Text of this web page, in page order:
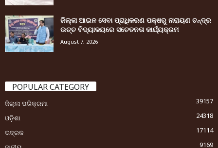
ଜିଲ୍ଲା ଆଇନ ସେବା ପ୍ରାଧିକରଣ ପକ୍ଷରୁ ନାରାୟଣ ଚନ୍ଦ୍ର
ଉଚ୍ଚ ବିଦ୍ୟାଳୟରେ ସଚେତନତା କାର୍ଯ୍ୟକ୍ରମ
August 7, 2026
POPULAR CATEGORY
ଜିଲ୍ଲା ପରିକ୍ରମା
39157
ଓଡ଼ିଶା
24318
ଭଦ୍ରକ
17114
9169